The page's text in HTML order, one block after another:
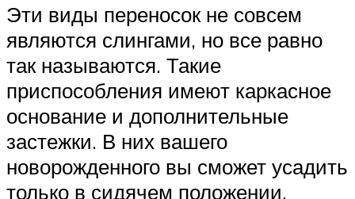
Эти виды переносок не совсем
являются слингами, но все равно
так называются. Такие
приспособления имеют каркасное
основание и дополнительные
застежки. В них вашего
новорожденного вы сможет усадить
только в сидячем положении.